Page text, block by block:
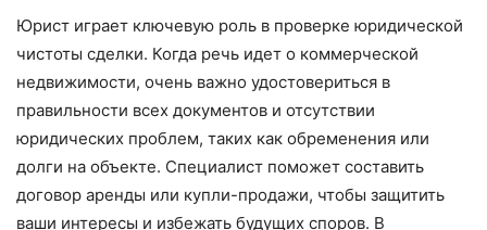
Юрист играет ключевую роль в проверке юридической
чистоты сделки. Когда речь идет о коммерческой
недвижимости, очень важно удостовериться в
правильности всех документов и отсутствии
юридических проблем, таких как обременения или
долги на объекте. Специалист поможет составить
договор аренды или купли-продажи, чтобы защитить
ваши интересы и избежать будущих споров. В